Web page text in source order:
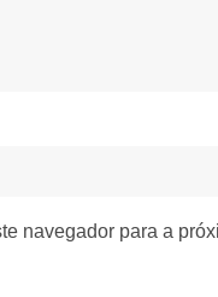
navegador para a